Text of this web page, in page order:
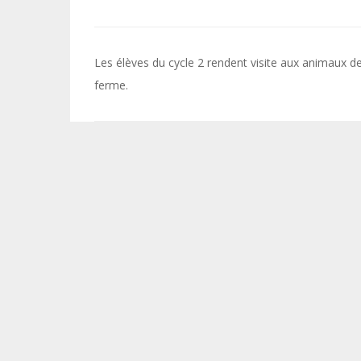
Navigation
de
Les élèves du cycle 2 rendent visite aux animaux
ferme.